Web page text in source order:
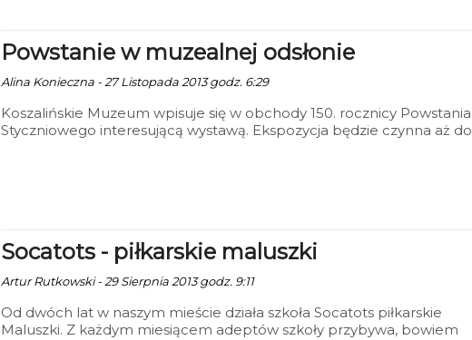
Powstanie w muzealnej odsłonie
Alina Konieczna - 27 Listopada 2013 godz. 6:29
Koszalińskie Muzeum wpisuje się w obchody 150. rocznicy Powstania
Styczniowego interesującą wystawą. Ekspozycja będzie czynna aż do
Socatots - piłkarskie maluszki
Artur Rutkowski - 29 Sierpnia 2013 godz. 9:11
Od dwóch lat w naszym mieście działa szkoła Socatots piłkarskie
Maluszki. Z każdym miesiącem adeptów szkoły przybywa, bowiem